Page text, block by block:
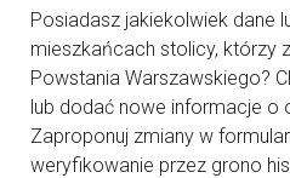
Posiadasz jakiekolwiek dane
mieszkańcach stolicy, którzy
Powstania Warszawskiego?
lub dodać nowe informacje o
Zaproponuj zmiany w
weryfikowanie przez grono